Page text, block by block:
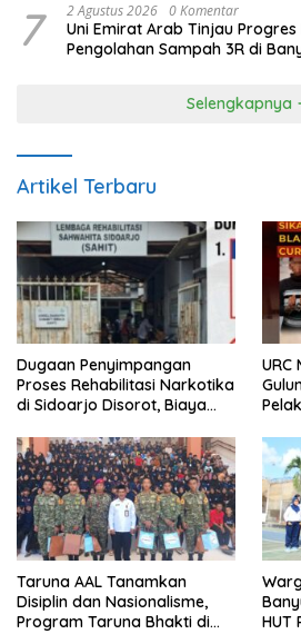
7 2 Agustus 2026 0 Komentar
Uni Emirat Arab Tinjau
Pengolahan Sampah 3R di
Selengkapnya
Artikel Terbaru
Dugaan Penyimpangan
Proses Rehabilitasi Narkotika
di Sidoarjo Disorot, Biaya
Rekening Pribadi
URC
Taruna AAL Tanamkan
Disiplin dan Nasionalisme,
Program Taruna Bhakti di
HUT